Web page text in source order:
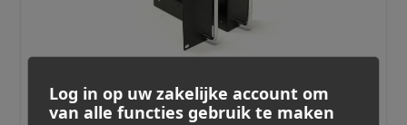
RUPERT NEVE DESIGNS ·WRR6RM
Log in op uw zakelijke account om
van alle functies gebruik te maken